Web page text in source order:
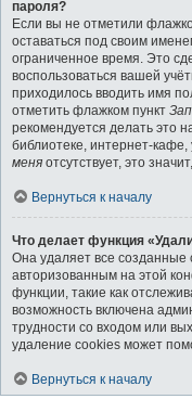
пароля?
Если вы не отметили
оставаться под своим
ограниченное время. Это
воспользоваться вашей
приходилось вводить имя
отметить флажком пункт
рекомендуется делать это
библиотеке, интернет-кафе,
меня отсутствует, это
Вернуться к началу
Что делает функция
Она удаляет все созданные
авторизованным на этой
функции, такие как
возможность включена
трудности со входом или
удаление cookies может
Вернуться к началу